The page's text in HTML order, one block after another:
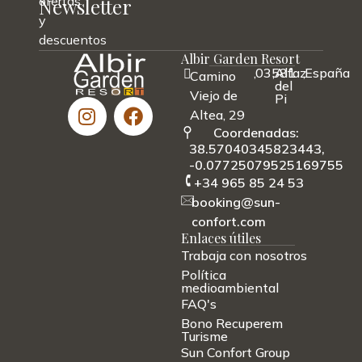
Newsletter
y
descuentos
Albir Garden Resort
Camino
Viejo de
Altea, 29
,03581
,Alfaz
del
Pi
,España
Coordenadas:
38.57040345823443,
-0.07725079525169755
+34 965 85 24 53
booking@sun-
confort.com
Enlaces útiles
Trabaja con nosotros
Política
medioambiental
FAQ's
Bono Recuperem
Turisme
Sun Confort Group